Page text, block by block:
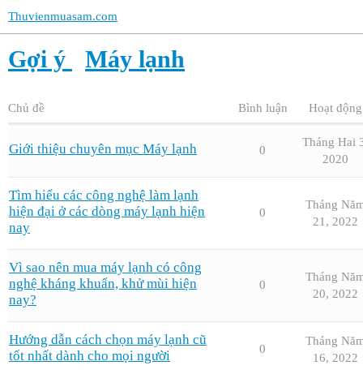
Thuvienmuasam.com
Gợi ý Máy lạnh
Chủ đề Bình luận Hoạt động
Giới thiệu chuyên mục Máy lạnh 0
Tháng Hai
2020
Tìm hiểu các công nghệ làm lạnh
hiện đại ở các dòng máy lạnh hiện
nay
0
Tháng
21, 2022
Vì sao nên mua máy lạnh có công
nghệ kháng khuẩn, khử mùi hiện
nay?
0
Tháng
20, 2022
Hướng dẫn cách chọn máy lạnh cũ
tốt nhất dành cho mọi người
0
Tháng
16, 2022